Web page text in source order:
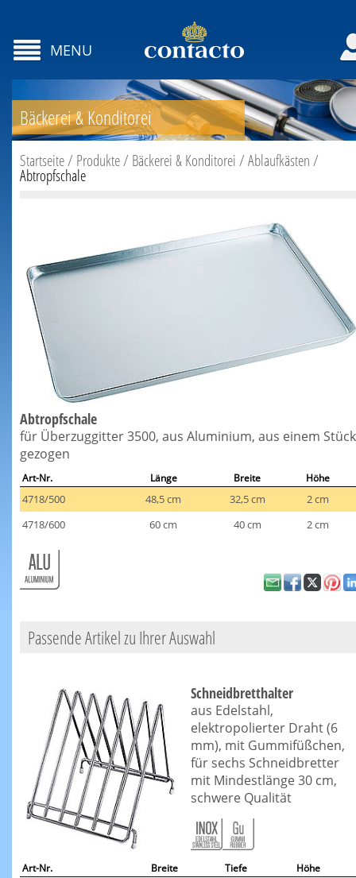
MENU
Bäckerei & Konditorei
Startseite/ Produkte/ Bäckerei & Konditorei/Ablaufkästen/
Abtropfschale
Abtropfschale
für Überzuggitter 3500, aus Aluminium, aus einem Stück
gezogen
Art-Nr. Länge Breite Höhe
4718/500 48,5 cm 32,5 cm
2 cm
4718/600
60 cm 40 cm 2 cm
Passende Artikel zu Ihrer Auswahl
Schneidbretthalter
aus Edelstahl,
elektropolierter Draht (6
mm), mit Gummifüßchen,
für sechs Schneidbretter
mit Mindestlänge 30 cm,
schwere Qualität
Art-Nr. Breite Tiefe Höhe